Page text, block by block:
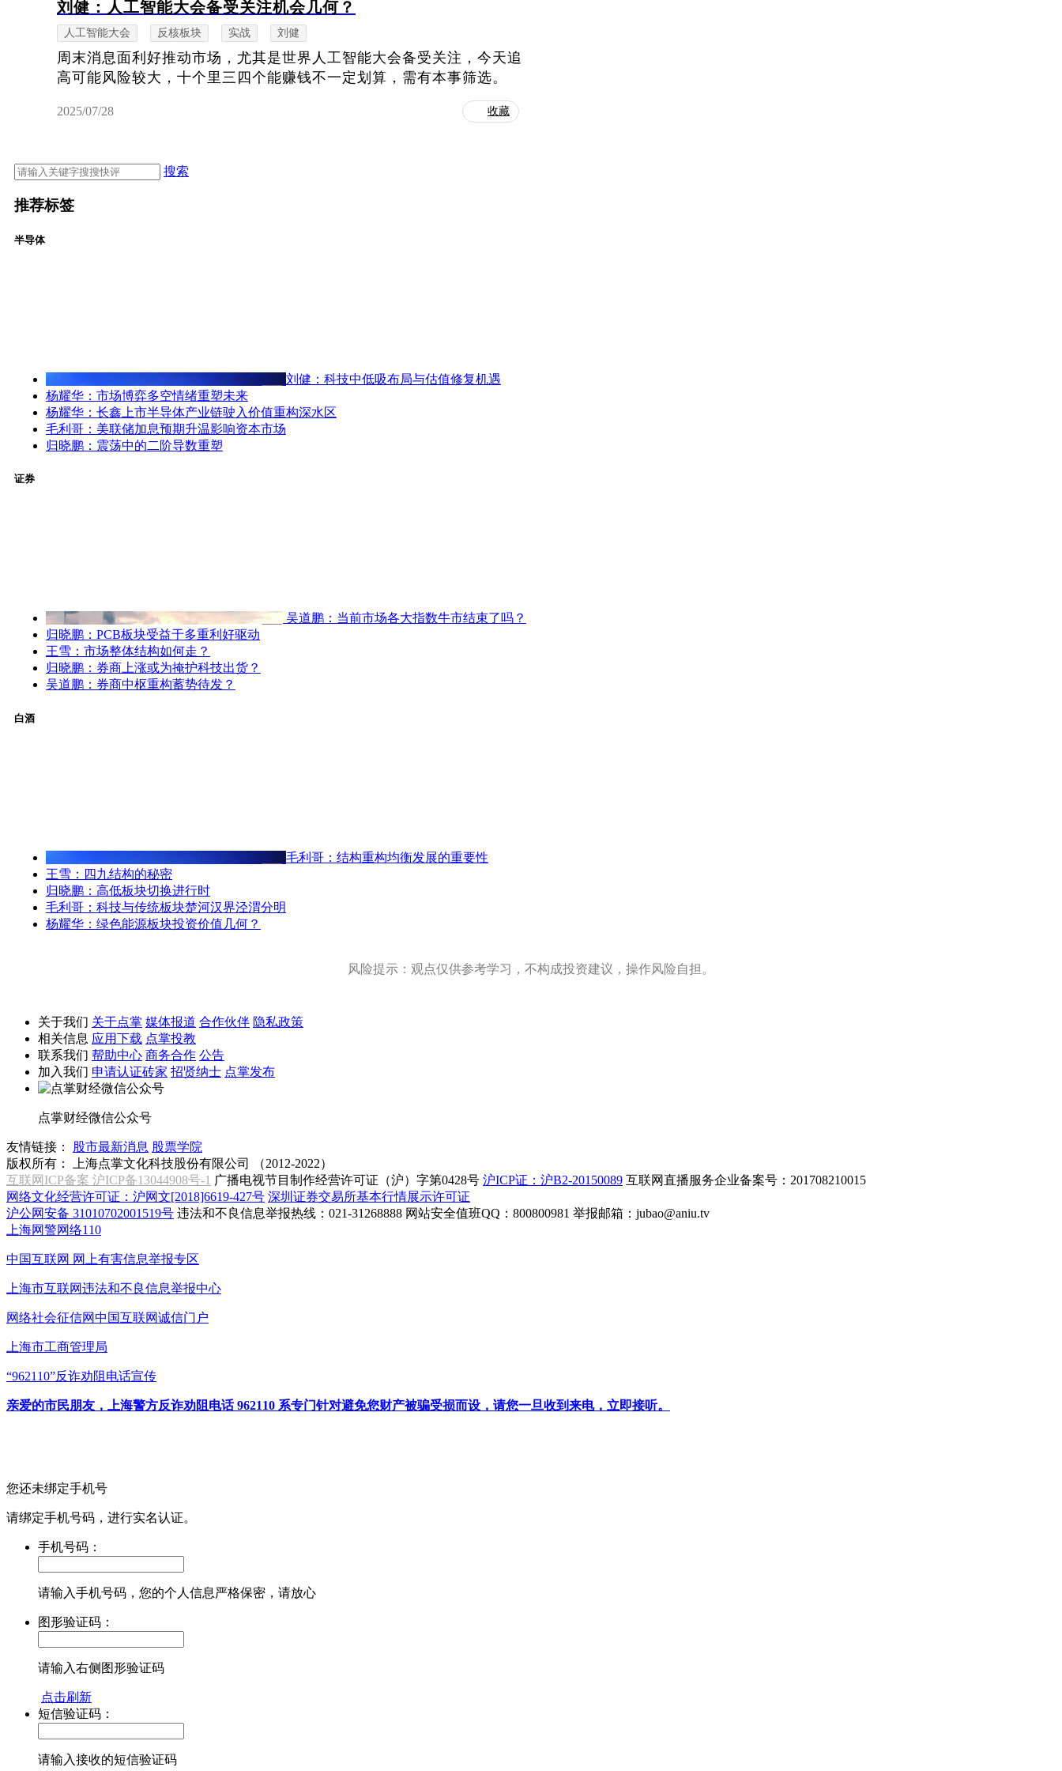
刘健：人工智能大会备受关注机会几何？
人工智能大会 反核板块 实战 刘健
周末消息面利好推动市场，尤其是世界人工智能大会备受关注，今天追
高可能风险较大，十个里三四个能赚钱不一定划算，需有本事筛选。
2025/07/28 收藏
搜索
推荐标签
半导体
刘健：科技中低吸布局与估值修复机遇
杨耀华：市场博弈多空情绪重塑未来
杨耀华：长鑫上市半导体产业链驶入价值重构深水区
毛利哥：美联储加息预期升温影响资本市场
归晓鹏：震荡中的二阶导数重塑
证券
吴道鹏：当前市场各大指数牛市结束了吗？
归晓鹏：PCB板块受益于多重利好驱动
王雪：市场整体结构如何走？
归晓鹏：券商上涨或为掩护科技出货？
吴道鹏：券商中枢重构蓄势待发？
白酒
毛利哥：结构重构均衡发展的重要性
王雪：四九结构的秘密
归晓鹏：高低板块切换进行时
毛利哥：科技与传统板块楚河汉界泾渭分明
杨耀华：绿色能源板块投资价值几何？
风险提示：观点仅供参考学习，不构成投资建议，操作风险自担。
关于我们 关于点掌 媒体报道 合作伙伴 隐私政策
相关信息 应用下载 点掌投教
联系我们 帮助中心 商务合作 公告
加入我们 申请认证砖家 招贤纳士 点掌发布
点掌财经微信公众号
友情链接： 股市最新消息 股票学院
版权所有：
上海点掌文化科技股份有限公司 （2012-2022）
互联网ICP备案 沪ICP备13044908号-1 广播电视节目制作经营许可证（沪）字第0428号 沪ICP证：沪B2-20150089 互联网直播服务企业备案号：201708210015
网络文化经营许可证：沪网文[2018]6619-427号 深圳证券交易所基本行情展示许可证
沪公网安备 31010702001519号 违法和不良信息举报热线：021-31268888 网站安全值班QQ：800800981 举报邮箱： jubao@aniu.tv
上海网警网络110
中国互联网 网上有害信息举报专区
上海市互联网违法和不良信息举报中心
网络社会征信网中国互联网诚信门户
上海市工商管理局
“962110”反诈劝阻电话宣传
亲爱的市民朋友，上海警方反诈劝阻电话 962110 系专门针对避免您财产被骗受损而设，请您一旦收到来电，立即接听。
您还未绑定手机号
请绑定手机号码，进行实名认证。
手机号码：
请输入手机号码，您的个人信息严格保密，请放心
图形验证码：
请输入右侧图形验证码
点击刷新
短信验证码：
请输入接收的短信验证码